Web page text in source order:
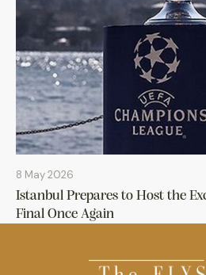
8 May 2026
Istanbul Prepares to Host the
Final Once Again